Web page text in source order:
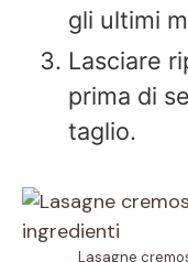
gli ultimi
Lasciare
prima di
taglio.
Lasagne